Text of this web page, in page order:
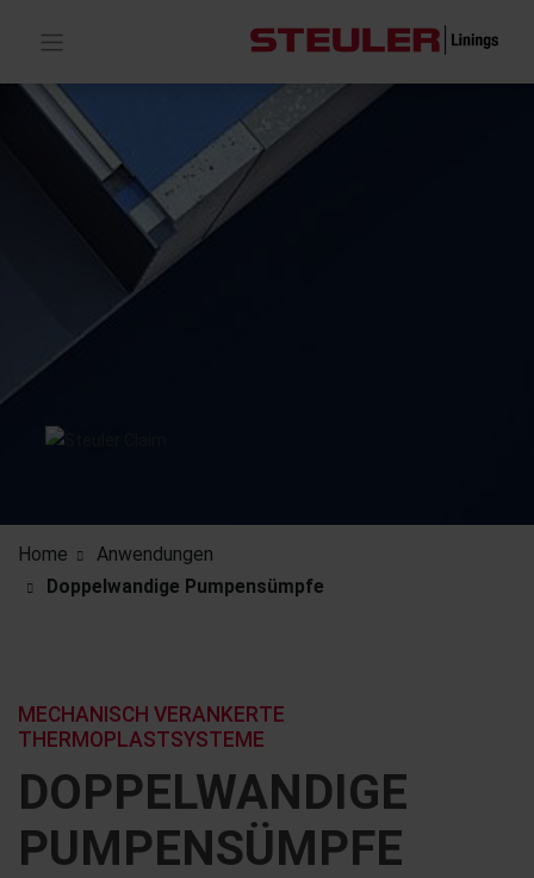
Home
Anwendungen
Doppelwandige Pumpensümpfe
DOPPEL­WANDIGE
PUMPEN­SÜMPFE
MECHANISCH VERANKERTE
THERMOPLASTSYSTEME